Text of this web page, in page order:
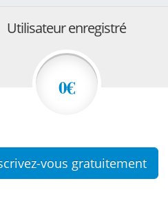
Utilisateur enregistré
0€
vous gratuitement